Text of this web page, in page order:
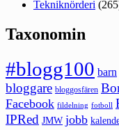
Tekniknörderi
Taxonomin
#blogg100 barn
bloggare bloggosfären
Facebook fildelning fotboll
IPRed JMW jobb